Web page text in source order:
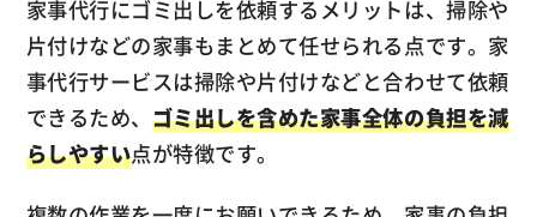
家事代行にゴミ出しを依頼するメリットは、掃除や
片付けなどの家事もまとめて任せられる点です。家
事代行サービスは掃除や片付けなどと合わせて依頼
できるため、 ゴミ出しを含めた家事全体の負担を減
らしやすい点が特徴です。